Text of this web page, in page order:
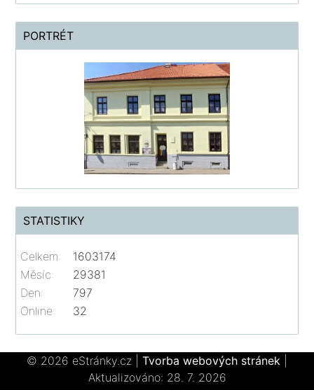
PORTRÉT
STATISTIKY
Online: 32
Celkem:
1603174
Měsíc:
29381
Den:
797
© 2026 eStránky.cz Tvorba webových stránek
Aktualizováno: 28. 7. 2026